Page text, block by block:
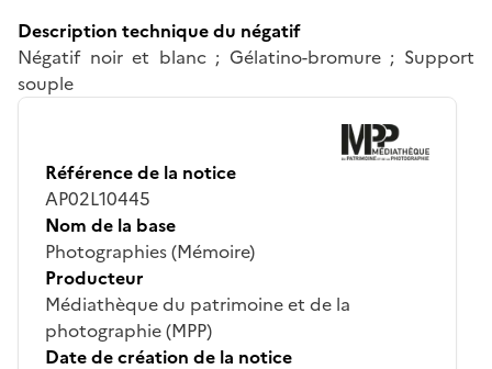
Description technique du négatif
Négatif noir et blanc ; Gélatino-bromure ; Support
souple
Référence de la notice
AP02L10445
Nom de la base
Photographies (Mémoire)
Producteur
Médiathèque du patrimoine et de la
photographie (MPP)
Date de création de la notice